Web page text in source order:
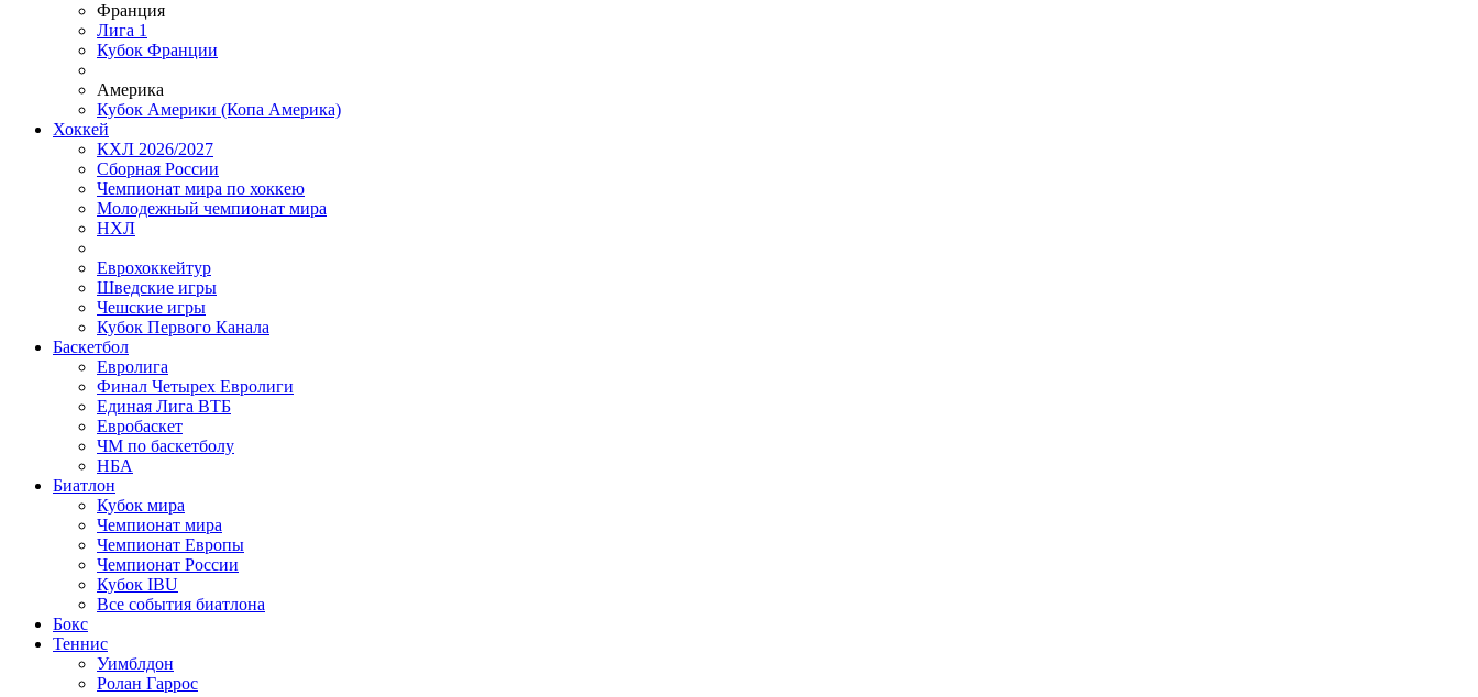
Франция
Лига 1
Кубок Франции
Америка
Кубок Америки (Копа Америка)
Хоккей
КХЛ 2026/2027
Сборная России
Чемпионат мира по хоккею
Молодежный чемпионат мира
НХЛ
Еврохоккейтур
Шведские игры
Чешские игры
Кубок Первого Канала
Баскетбол
Евролига
Финал Четырех Евролиги
Единая Лига ВТБ
Евробаскет
ЧМ по баскетболу
НБА
Биатлон
Кубок мира
Чемпионат мира
Чемпионат Европы
Чемпионат России
Кубок IBU
Все события биатлона
Бокс
Теннис
Уимблдон
Ролан Гаррос